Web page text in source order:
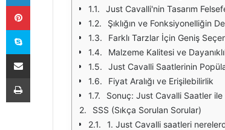
Just Cavalli'nin Tasarım
Şıklığın ve Fonksiyonelliğin
Farklı Tarzlar İçin Geniş
Malzeme Kalitesi ve
Just Cavalli Saatlerinin
Fiyat Aralığı ve Erişilebilirlik
Sonuç: Just Cavalli Saatler ile
SSS (Sıkça Sorulan Sorular)
1. Just Cavalli saatleri
Pinterest
Skype
E-Posta ile paylaş